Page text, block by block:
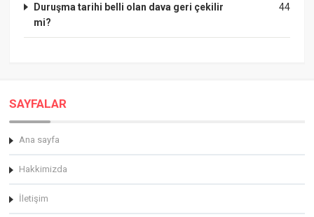
44
Duruşma tarihi belli olan dava geri çekilir
mi?
SAYFALAR
Ana sayfa
Hakkimizda
İletişim